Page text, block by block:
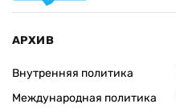
АРХИВ
Внутренняя политика
Международная политика